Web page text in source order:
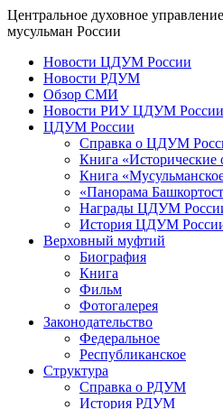
Центральное духовное управление
мусульман России
Новости ЦДУМ России
Новости РДУМ
Обзор СМИ
Новости РИУ ЦДУМ России
ЦДУМ России
Справка о ЦДУМ
Книга «Исторические
Книга
«Панорама
Награды ЦДУМ
История ЦДУМ
Верховный муфтий
Биография
Книга
Фильм
Фотогалерея
Законодательство
Федеральное
Республиканское
Структура
Справка о РДУМ
История РДУМ